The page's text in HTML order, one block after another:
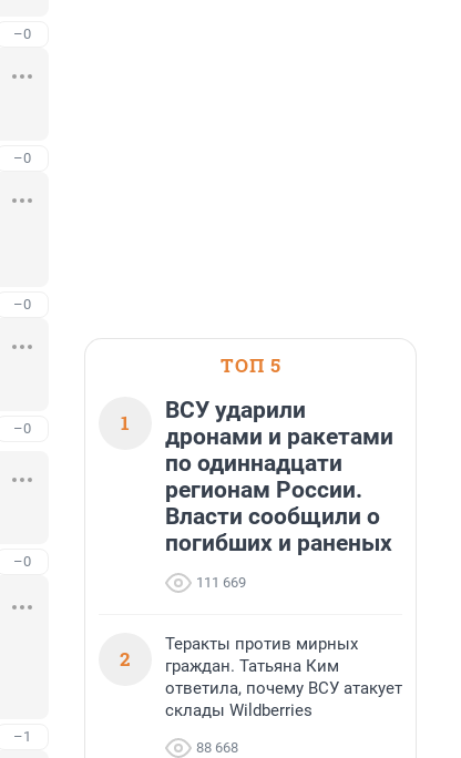
–0
–0
–0
–0
–0
–1
ТОП 5
1
ВСУ ударили
дронами и ракетами
по одиннадцати
регионам России.
Власти сообщили о
погибших и раненых
111 669
2
Теракты против мирных
граждан. Татьяна Ким
ответила, почему ВСУ атакует
склады Wildberries
88 668